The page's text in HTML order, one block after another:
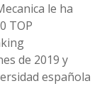
le ha
TOP
de 2019 y
española